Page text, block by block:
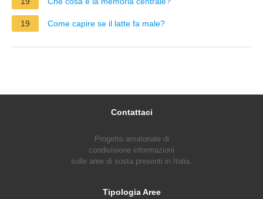
19 Come capire se il latte fa male?
Contattaci
Progetto amatoriale di
condivisione informazioni
sulle aree di sosta presenti in Italia.
Tipologia Aree